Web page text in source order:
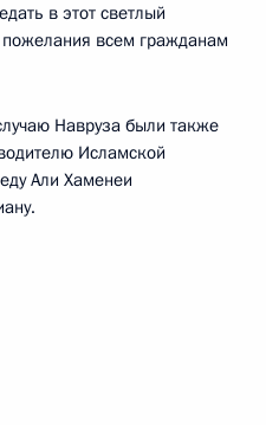
в этот светлый
всем гражданам
Навруза были также
Исламской
Али Хаменеи